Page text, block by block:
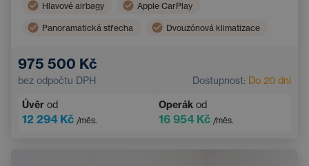
Hlavové airbagy Apple CarPlay
Panoramatická střecha Dvouzónová klimatizace
Automatická klimatizace
Dotykový displej Sportovní volant
975 500 Kč
bez odpočtu DPH Dostupnost: Do 20 dní
Úvěr od
12 294 Kč /měs.
Operák od
16 954 Kč /měs.